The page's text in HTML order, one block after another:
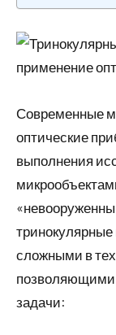
Современные
оптические
выполнения
сложными в
задачи: